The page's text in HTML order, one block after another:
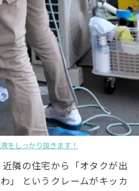
をしっかり抜きます！
隣の住宅から「オタクが出
」 というクレームがキッカ